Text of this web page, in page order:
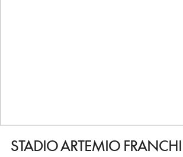
STADIO ARTEMIO FRANCHI